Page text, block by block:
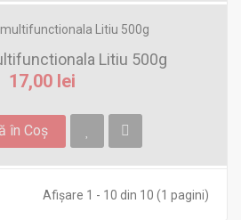
Litiu 500g
17,00 lei
în Coş
Afişare 1 - 10 din 10 (1 pagini)